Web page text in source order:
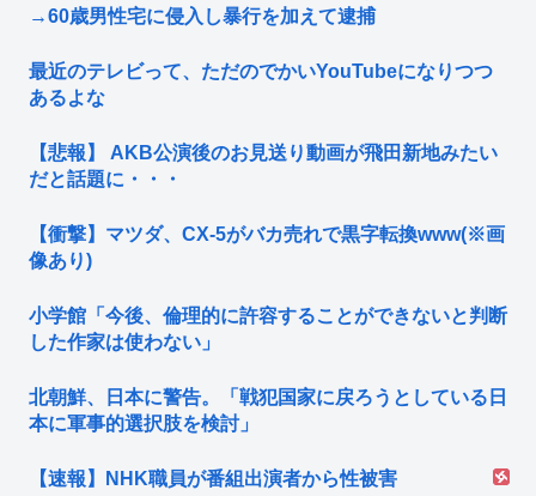
→60歳男性宅に侵入し暴行を加えて逮捕
最近のテレビって、ただのでかいYouTubeになりつつ
あるよな
【悲報】 AKB公演後のお見送り動画が飛田新地みたい
だと話題に・・・
【衝撃】マツダ、CX-5がバカ売れで黒字転換www(※画
像あり)
小学館「今後、倫理的に許容することができないと判断
した作家は使わない」
北朝鮮、日本に警告。「戦犯国家に戻ろうとしている日
本に軍事的選択肢を検討」
【速報】NHK職員が番組出演者から性被害